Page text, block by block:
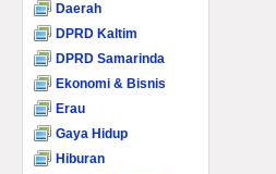
Daerah
DPRD Kaltim
DPRD Samarinda
Ekonomi & Bisnis
Erau
Gaya Hidup
Hiburan